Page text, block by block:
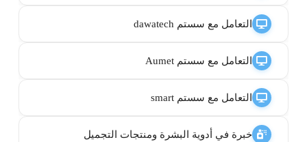
التعامل مع سستم dawatech
التعامل مع سستم Aumet
التعامل مع سستم smart
خبرة في أدوية البشرة ومنتجات التجميل